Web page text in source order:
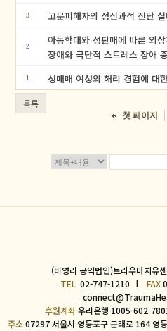
3 고문피해자의 정신과적 진단
2
아동학대와 성판매에 따른 외
장애와 극단적 스트레스 장애
1 성매매 여성의 해리 경험에 대
목록
첫 페이지
(비영리 공익법인)트라우마치유
TEL 02-747-1210 l FAX
후원계좌우리은행 1005-602-
주소07297 서울시 영등포구 문래로 164 영